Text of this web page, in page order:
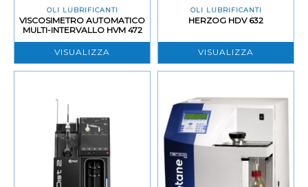
OLI LUBRIFICANTI
VISCOSIMETRO AUTOMATICO
MULTI-INTERVALLO HVM 472
VISUALIZZA
OLI LUBRIFICANTI
HERZOG HDV 632
VISUALIZZA